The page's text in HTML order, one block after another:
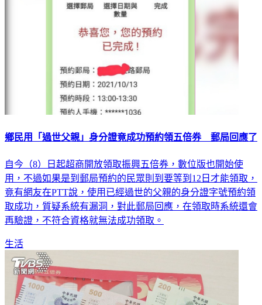
鄉民用「過世父親」身分證竟成功預約領五倍券 郵局回應了
自今（8）日起超商開放領取振興五倍券，數位版也開始使
用，不過如果是到郵局預約的民眾則到要等到12日才能領取，
竟有網友在PTT說，使用已經過世的父親的身分證字號預約領
取成功，質疑系統有漏洞，對此郵局回應，在領取時系統還會
再驗證，不符合資格就無法成功領取。
生活